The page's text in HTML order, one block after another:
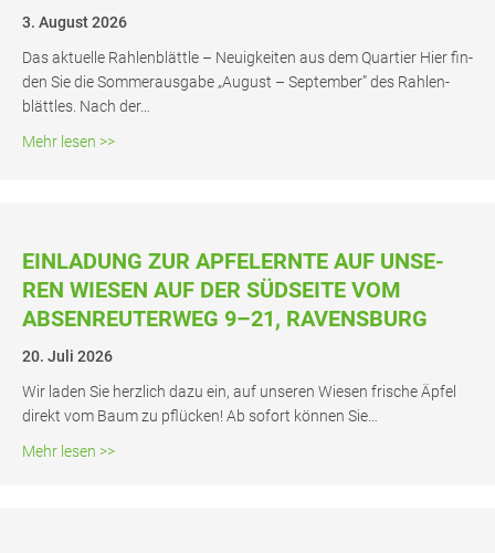
3. August 2026
Das aktu­el­le Rah­len­blätt­le – Neu­ig­kei­ten aus dem Quar­tier Hier fin­
den Sie die Som­mer­aus­ga­be „August – Sep­tem­ber” des Rah­len­
blätt­les. Nach der…
Mehr lesen >>about Rah­len­blätt­le August/Septemer 2026 –
EIN­LA­DUNG ZUR APFEL­ERN­TE AUF UNSE­
REN WIE­SEN AUF DER SÜD­SEI­TE VOM
ABSEN­REU­TER­WEG 9–21, RAVENSBURG
20. Juli 2026
Wir laden Sie herz­lich dazu ein, auf unse­ren Wie­sen fri­sche Äpfel
direkt vom Baum zu pflü­cken! Ab sofort kön­nen Sie…
Mehr lesen >>about Ein­la­dung zur Apfel­ern­te auf unse­ren Wie­sen